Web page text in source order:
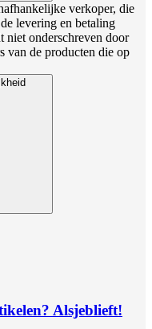
verkoper, die
levering en betaling
onderschreven door
van de producten die op
Alsjeblieft!